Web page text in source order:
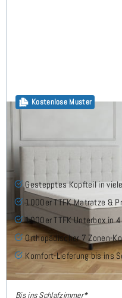
Kostenlose Muster
Monte Boxspringbett
Gestepptes Kopfteil in
1000er TTFK Matratze &
1000er TTFK Unterbox in
Orthopädischer 7 Zonen-
Komfort-Lieferung bis ins
Bis ins Schlafzimmer*